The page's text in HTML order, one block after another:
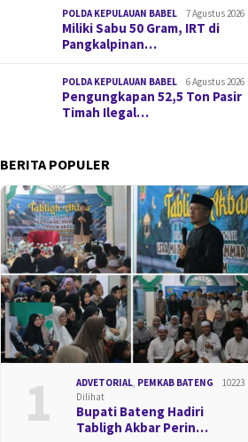
POLDA KEPULAUAN BABEL 7 Agustus 2026
Miliki Sabu 50 Gram, IRT di
Pangkalpinan…
POLDA KEPULAUAN BABEL 6 Agustus 2026
Pengungkapan 52,5 Ton Pasir
Timah Ilegal…
BERITA POPULER
1 ADVETORIAL PEMKAB BATENG
10223
Dilihat
Bupati Bateng Hadiri
Tabligh Akbar Perin…